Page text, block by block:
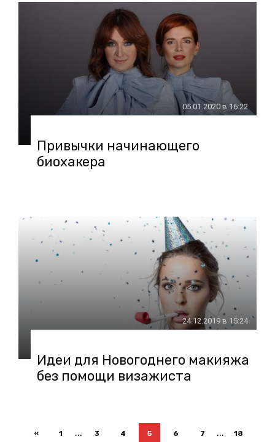
05.01.2020 в 16:22
Привычки начинающего
биохакера
24.12.2019 в 15:24
Идеи для Новогоднего макияжа
без помощи визажиста
« 1 ... 3 4 5 6 7 ... 18